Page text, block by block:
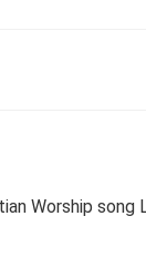
Worship song